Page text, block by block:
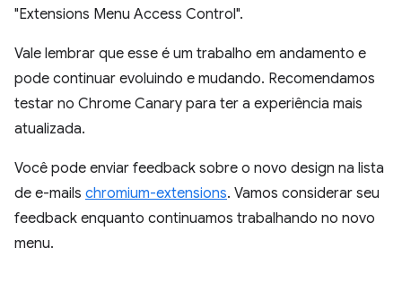
"Extensions Menu Access Control".
Vale lembrar que esse é um trabalho em andamento e
pode continuar evoluindo e mudando. Recomendamos
testar no Chrome Canary para ter a experiência mais
atualizada.
Você pode enviar feedback sobre o novo design na lista
de e-mails chromium-extensions. Vamos considerar seu
feedback enquanto continuamos trabalhando no novo
menu.